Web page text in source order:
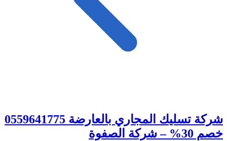
شركة تسليك المجاري بالعارضة 0559641775
خصم 30% – شركة الصفوة